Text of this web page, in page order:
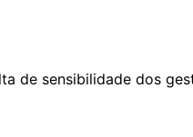
de sensibilidade dos